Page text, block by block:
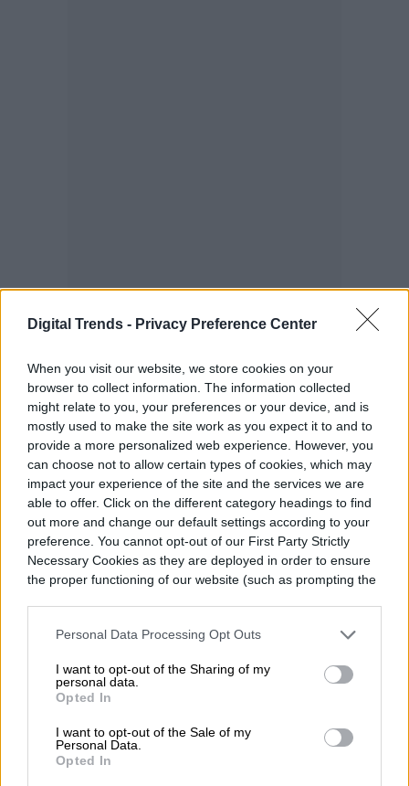
Digital Trends - Privacy Preference Center
When you visit our website, we store cookies on your
browser to collect information. The information collected
might relate to you, your preferences or your device, and is
mostly used to make the site work as you expect it to and to
provide a more personalized web experience. However, you
can choose not to allow certain types of cookies, which may
impact your experience of the site and the services we are
able to offer. Click on the different category headings to find
out more and change our default settings according to your
preference. You cannot opt-out of our First Party Strictly
Necessary Cookies as they are deployed in order to ensure
the proper functioning of our website (such as prompting the
Personal Data Processing Opt Outs
I want to opt-out of the Sharing of my
personal data.
Opted In
I want to opt-out of the Sale of my
Personal Data.
Opted In
Alex Norström, director comercial de
Freemium Spotify, afirmó que el acuerdo
permite “unir el mundo de la música y el
fútbol”. El Spotify Camp Nou será desde
julio de 2022 “un escenario global para
artistas, creadores, jugadores y
aficionados”.